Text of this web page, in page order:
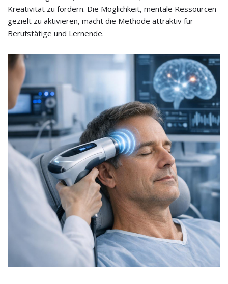
Kreativität zu fördern. Die Möglichkeit, mentale Ressourcen
gezielt zu aktivieren, macht die Methode attraktiv für
Berufstätige und Lernende.